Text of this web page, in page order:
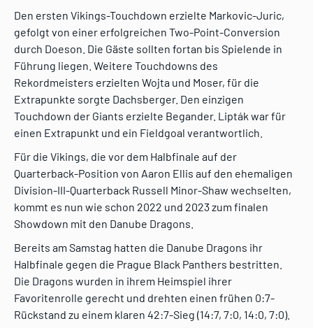
Den ersten Vikings-Touchdown erzielte Markovic-Juric,
gefolgt von einer erfolgreichen Two-Point-Conversion
durch Doeson. Die Gäste sollten fortan bis Spielende in
Führung liegen. Weitere Touchdowns des
Rekordmeisters erzielten Wojta und Moser, für die
Extrapunkte sorgte Dachsberger. Den einzigen
Touchdown der Giants erzielte Begander. Lipták war für
einen Extrapunkt und ein Fieldgoal verantwortlich.
Für die Vikings, die vor dem Halbfinale auf der
Quarterback-Position von Aaron Ellis auf den ehemaligen
Division-III-Quarterback Russell Minor-Shaw wechselten,
kommt es nun wie schon 2022 und 2023 zum finalen
Showdown mit den Danube Dragons.
Bereits am Samstag hatten die Danube Dragons ihr
Halbfinale gegen die Prague Black Panthers bestritten.
Die Dragons wurden in ihrem Heimspiel ihrer
Favoritenrolle gerecht und drehten einen frühen 0:7-
Rückstand zu einem klaren 42:7-Sieg (14:7, 7:0, 14:0, 7:0).